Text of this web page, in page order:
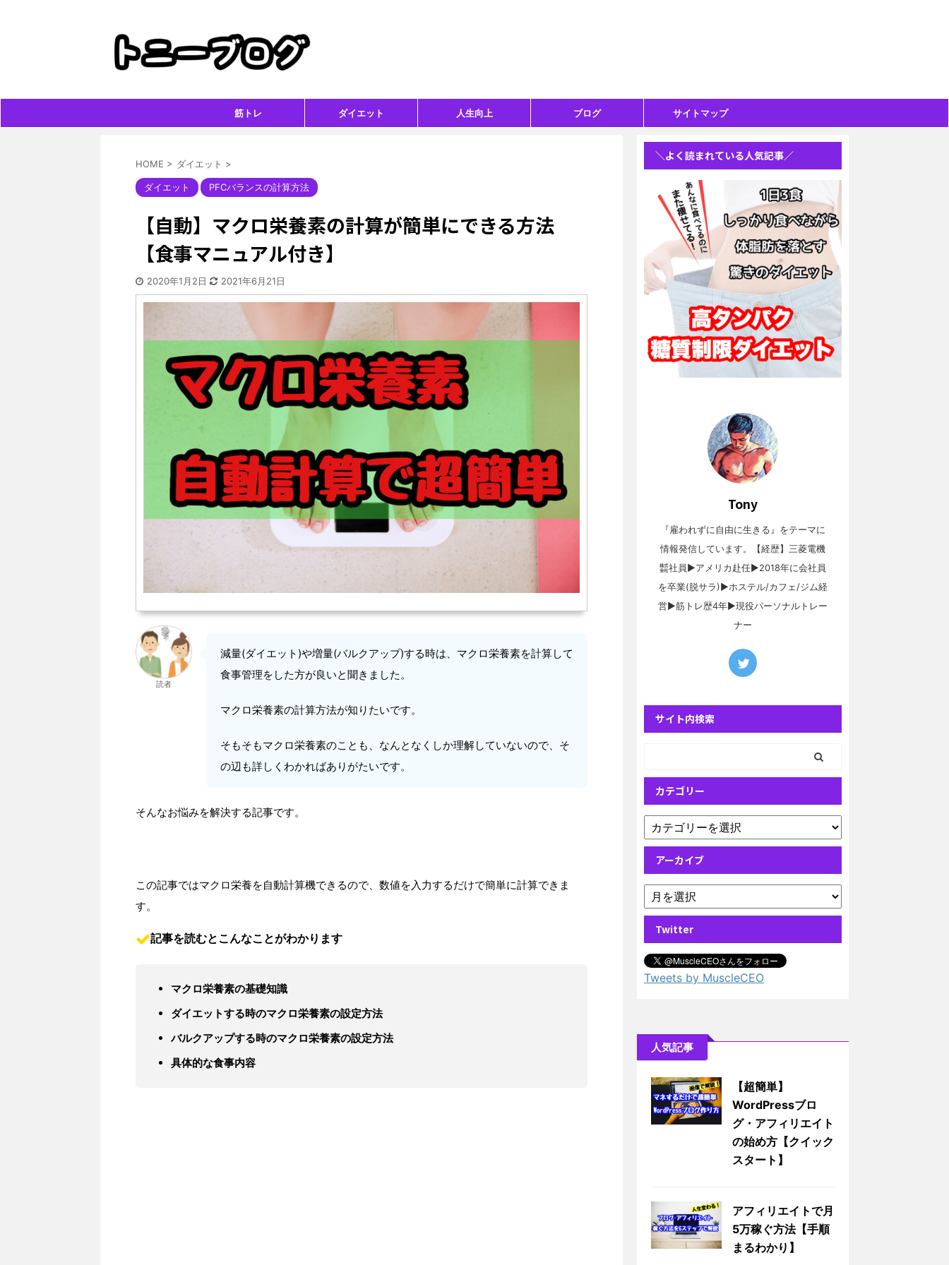
筋トレ ダイエット 人生向上 ブログ サイトマップ
HOME > ダイエット >
ダイエット PFCバランスの計算方法
【自動】マクロ栄養素の計算が簡単にできる方法
【食事マニュアル付き】
2020年1月2日 2021年6月21日
読者
減量(ダイエット)や増量(バルクアップ)する時は、マクロ栄養素を計算して
食事管理をした方が良いと聞きました。
マクロ栄養素の計算方法が知りたいです。
そもそもマクロ栄養素のことも、なんとなくしか理解していないので、そ
の辺も詳しくわかればありがたいです。
そんなお悩みを解決する記事です。
この記事ではマクロ栄養を自動計算機できるので、数値を入力するだけで簡単に計算できま
す。
記事を読むとこんなことがわかります
マクロ栄養素の基礎知識
ダイエットする時のマクロ栄養素の設定方法
バルクアップする時のマクロ栄養素の設定方法
具体的な食事内容
＼よく読まれている人気記事／
Tony
『雇われずに自由に生きる』をテーマに
情報発信しています。【経歴】三菱電機
㍿社員▶︎アメリカ赴任▶︎2018年に会社員
を卒業(脱サラ)▶︎ホステル/カフェ/ジム経
営▶︎筋トレ歴4年▶︎現役パーソナルトレー
ナー
サイト内検索
カテゴリー
アーカイブ
Twitter
Tweets by MuscleCEO
人気記事
【超簡単】
WordPressブロ
グ・アフィリエイト
の始め方【クイック
スタート】
アフィリエイトで月
5万稼ぐ方法【手順
まるわかり】